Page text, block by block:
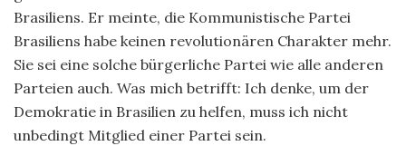
Brasiliens. Er meinte, die Kommunistische Partei
Brasiliens habe keinen revolutionären Charakter mehr.
Sie sei eine solche bürgerliche Partei wie alle anderen
Parteien auch. Was mich betrifft: Ich denke, um der
Demokratie in Brasilien zu helfen, muss ich nicht
unbedingt Mitglied einer Partei sein.